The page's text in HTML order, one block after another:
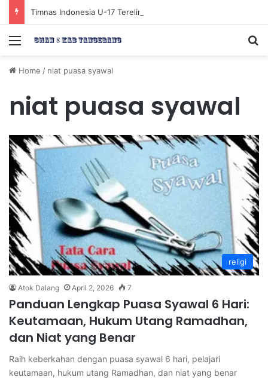
Menu
Home / niat puasa syawal
niat puasa syawal
religi
Atok Dalang April 2, 2026 7
Panduan Lengkap Puasa Syawal 6 Hari:
Keutamaan, Hukum Utang Ramadhan,
dan Niat yang Benar
Raih keberkahan dengan puasa syawal 6 hari, pelajari
keutamaan, hukum utang Ramadhan, dan niat yang benar